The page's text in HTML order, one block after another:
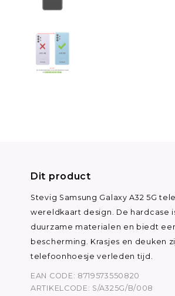
Dit product
Stevig Samsung Galaxy A32 5G
wereldkaart design. De hardcase
duurzame materialen en biedt
bescherming. Krasjes en deuken
telefoonhoesje verleden tijd.
EAN CODE: 8719573550820
ARTIKELCODE: S/A325G/B/008